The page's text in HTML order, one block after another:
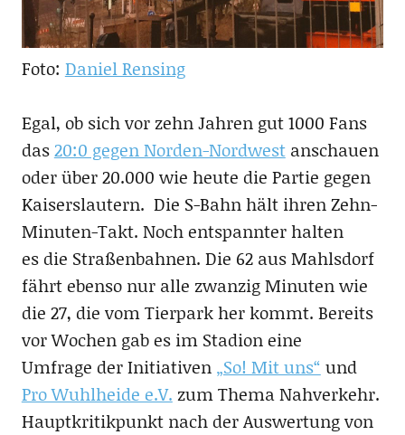
Foto: Daniel Rensing
Egal, ob sich vor zehn Jahren gut 1000 Fans
das20:0 gegen Norden-Nordwestanschauen
oder über 20.000 wie heute die Partie gegen
Kaiserslautern. Die S-Bahn hält ihren Zehn-
Minuten-Takt. Noch entspannter halten
es die Straßenbahnen. Die 62 aus Mahlsdorf
fährt ebenso nur alle zwanzig Minuten wie
die 27, die vom Tierpark her kommt. Bereits
vor Wochen gab es im Stadion eine
Umfrage der Initiativen „So! Mit uns“ und
Pro Wuhlheide e.V. zum Thema Nahverkehr.
Hauptkritikpunkt nach der Auswertung von